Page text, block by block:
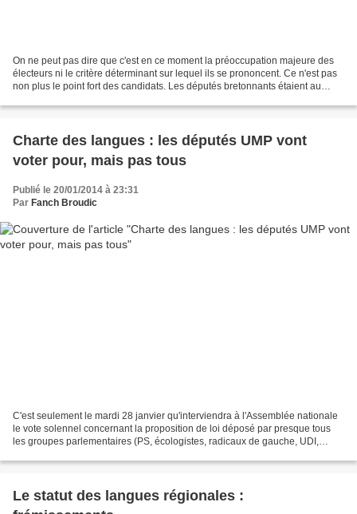
On ne peut pas dire que c'est en ce moment la préoccupation majeure des
électeurs ni le critère déterminant sur lequel ils se prononcent. Ce n'est pas
non plus le point fort des candidats. Les députés bretonnants étaient au
Charte des langues : les députés UMP vont
voter pour, mais pas tous
Publié le 20/01/2014 à 23:31
Par Fanch Broudic
C'est seulement le mardi 28 janvier qu'interviendra à l'Assemblée nationale
le vote solennel concernant la proposition de loi déposé par presque tous
les groupes parlementaires (PS, écologistes, radicaux de gauche, UDI,
Le statut des langues régionales :